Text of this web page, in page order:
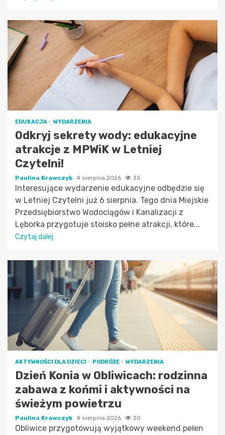
EDUKACJA WYDARZENIA
Odkryj sekrety wody: edukacyjne
atrakcje z MPWiK w Letniej
Czytelni!
Paulina Krawczyk 4 sierpnia 2026 35
Interesujące wydarzenie edukacyjne odbędzie się
w Letniej Czytelni już 6 sierpnia. Tego dnia Miejskie
Przedsiębiorstwo Wodociągów i Kanalizacji z
Lęborka przygotuje stoisko pełne atrakcji, które...
Czytaj dalej
AKTYWNOŚCI DLA DZIECI PODRÓŻE WYDARZENIA
Dzień Konia w Obliwicach: rodzinna
zabawa z końmi i aktywności na
świeżym powietrzu
Paulina Krawczyk 4 sierpnia 2026 30
Obliwice przygotowują wyjątkowy weekend pełen